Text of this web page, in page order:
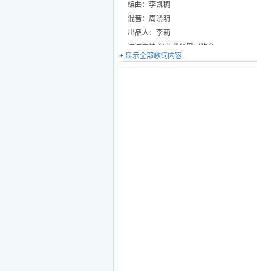
编曲：李凯稠
混音：周晓明
出品人：李莉
浓浓亲情 伴着我梦里回故乡
小河流水依然是哗啦啦的响
+ 显示全部歌词内容